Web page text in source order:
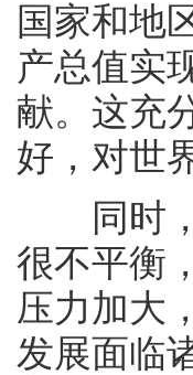
国家和地
产总值实
献。这充
好，对世
同时，
很不平衡
压力加大
发展面临